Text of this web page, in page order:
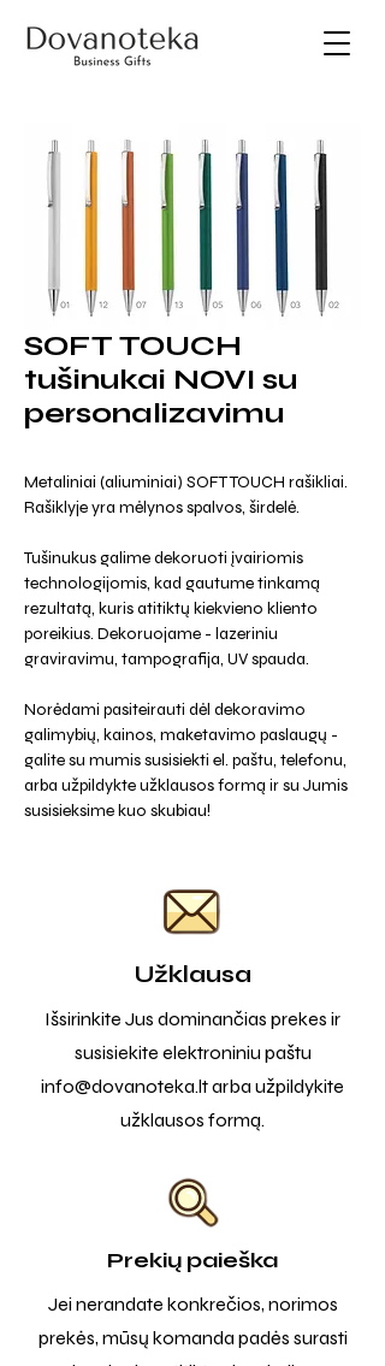
SOFT TOUCH
tušinukai NOVI su
personalizavimu
Metaliniai (aliuminiai) SOFT TOUCH rašikliai.
Rašiklyje yra mėlynos spalvos, širdelė.
Tušinukus galime dekoruoti įvairiomis
technologijomis, kad gautume tinkamą
rezultatą, kuris atitiktų kiekvieno kliento
poreikius. Dekoruojame - lazeriniu
graviravimu, tampografija, UV spauda.
Norėdami pasiteirauti dėl dekoravimo
galimybių, kainos, maketavimo paslaugų -
galite su mumis susisiekti el. paštu, telefonu,
arba užpildykte užklausos formą ir su Jumis
susisieksime kuo skubiau!
Užklausa
Išsirinkite Jus dominančias prekes ir
susisiekite elektroniniu paštu
info@dovanoteka.ltarba užpildykite
užklausos formą.
Prekių paieška
Jei nerandate konkrečios, norimos
prekės, mūsų komanda padės surasti